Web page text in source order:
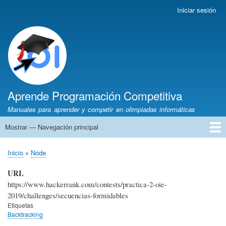
cuenta
de
usuario
Iniciar sesión
Aprende Programación Competitiva
Manuales para aprender y competir en olimpiadas informáticas
Navegación
Mostrar — Navegación principal
Inicio
Python
C++
Algoritmia
Olimpiadas
Autores
Recomendaciones
Sobrescribir
enlaces
de
ayuda
a
la
Inicio Node
URL
https://www.hackerrank.com/contests/practica-2-oie-
2019/challenges/secuencias-formidables
Etiquetas
Backtracking